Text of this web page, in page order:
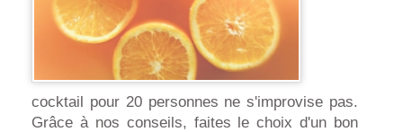
cocktail pour 20 personnes ne s'improvise pas.
Grâce à nos conseils, faites le choix d'un bon